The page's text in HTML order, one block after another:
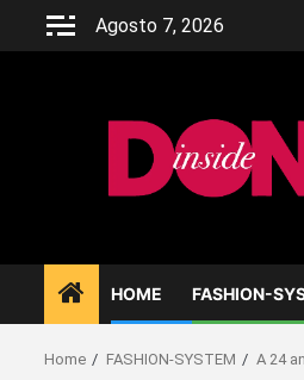
Agosto 7, 2026
HOME FASHION-
Home FASHION-SYSTEM A 24